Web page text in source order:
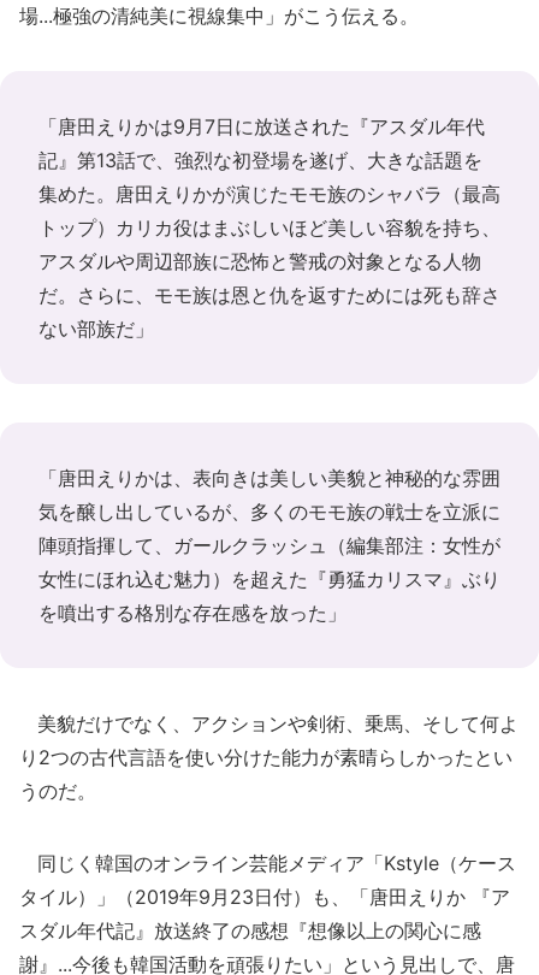
場...極強の清純美に視線集中」がこう伝える。
「唐田えりかは9月7日に放送された『アスダル年代
記』第13話で、強烈な初登場を遂げ、大きな話題を
集めた。唐田えりかが演じたモモ族のシャバラ（最高
トップ）カリカ役はまぶしいほど美しい容貌を持ち、
アスダルや周辺部族に恐怖と警戒の対象となる人物
だ。さらに、モモ族は恩と仇を返すためには死も辞さ
ない部族だ」
「唐田えりかは、表向きは美しい美貌と神秘的な雰囲
気を醸し出しているが、多くのモモ族の戦士を立派に
陣頭指揮して、ガールクラッシュ（編集部注：女性が
女性にほれ込む魅力）を超えた『勇猛カリスマ』ぶり
を噴出する格別な存在感を放った」
美貌だけでなく、アクションや剣術、乗馬、そして何よ
り2つの古代言語を使い分けた能力が素晴らしかったとい
うのだ。
同じく韓国のオンライン芸能メディア「Kstyle（ケース
タイル）」（2019年9月23日付）も、「唐田えりか 『ア
スダル年代記』放送終了の感想『想像以上の関心に感
謝』...今後も韓国活動を頑張りたい」という見出しで、唐